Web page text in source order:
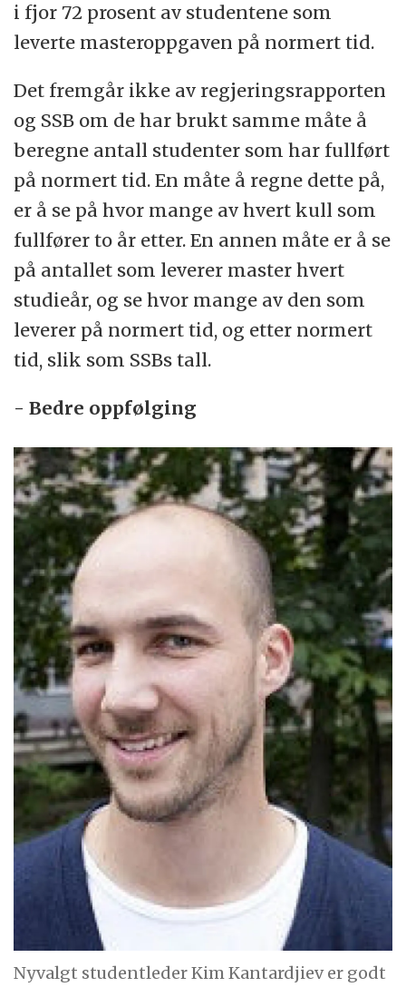
i fjor 72 prosent av studentene som
leverte masteroppgaven på normert tid.
Det fremgår ikke av regjeringsrapporten
og SSB om de har brukt samme måte å
beregne antall studenter som har fullført
på normert tid. En måte å regne dette på,
er å se på hvor mange av hvert kull som
fullfører to år etter. En annen måte er å se
på antallet som leverer master hvert
studieår, og se hvor mange av den som
leverer på normert tid, og etter normert
tid, slik som SSBs tall.
- Bedre oppfølging
Nyvalgt studentleder Kim Kantardjiev er godt